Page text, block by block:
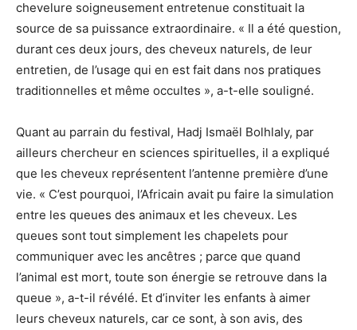
chevelure soigneusement entretenue constituait la
source de sa puissance extraordinaire. « Il a été question,
durant ces deux jours, des cheveux naturels, de leur
entretien, de l’usage qui en est fait dans nos pratiques
traditionnelles et même occultes », a-t-elle souligné.
Quant au parrain du festival, Hadj Ismaël Bolhlaly, par
ailleurs chercheur en sciences spirituelles, il a expliqué
que les cheveux représentent l’antenne première d’une
vie. « C’est pourquoi, l’Africain avait pu faire la simulation
entre les queues des animaux et les cheveux. Les
queues sont tout simplement les chapelets pour
communiquer avec les ancêtres ; parce que quand
l’animal est mort, toute son énergie se retrouve dans la
queue », a-t-il révélé. Et d’inviter les enfants à aimer
leurs cheveux naturels, car ce sont, à son avis, des